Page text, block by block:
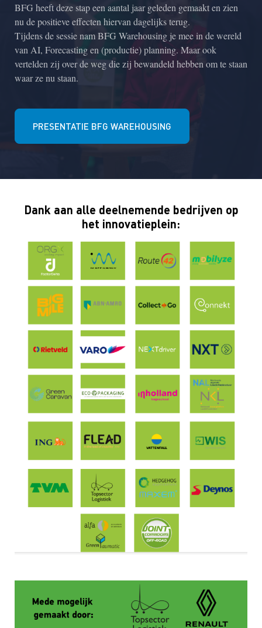
BFG heeft deze stap een aantal jaar geleden gemaakt en zien
nu de positieve effecten hiervan dagelijks terug.
Tijdens de sessie nam BFG Warehousing je mee in de wereld
van AI, Forecasting en (productie) planning. Maar ook
vertelden zij over de weg die zij bewandeld hebben om te staan
waar ze nu staan.
PRESENTATIE BFG WAREHOUSING
Dank aan alle deelnemende bedrijven op
het innovatieplein: